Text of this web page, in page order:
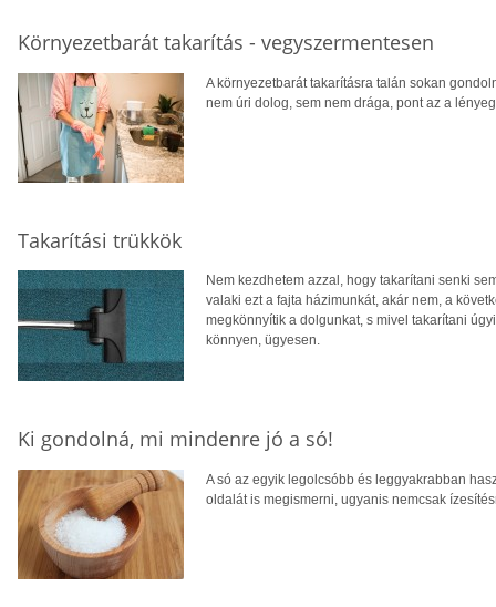
Környezetbarát takarítás - vegyszermentesen
A környezetbarát takarításra talán sokan
nem úri dolog, sem nem drága, pont az a
Takarítási trükkök
Nem kezdhetem azzal, hogy takarítani senki
valaki ezt a fajta házimunkát, akár nem, a
megkönnyítik a dolgunkat, s mivel takarítani
könnyen, ügyesen.
Ki gondolná, mi mindenre jó a só!
A só az egyik legolcsóbb és leggyakrabban
oldalát is megismerni, ugyanis nemcsak